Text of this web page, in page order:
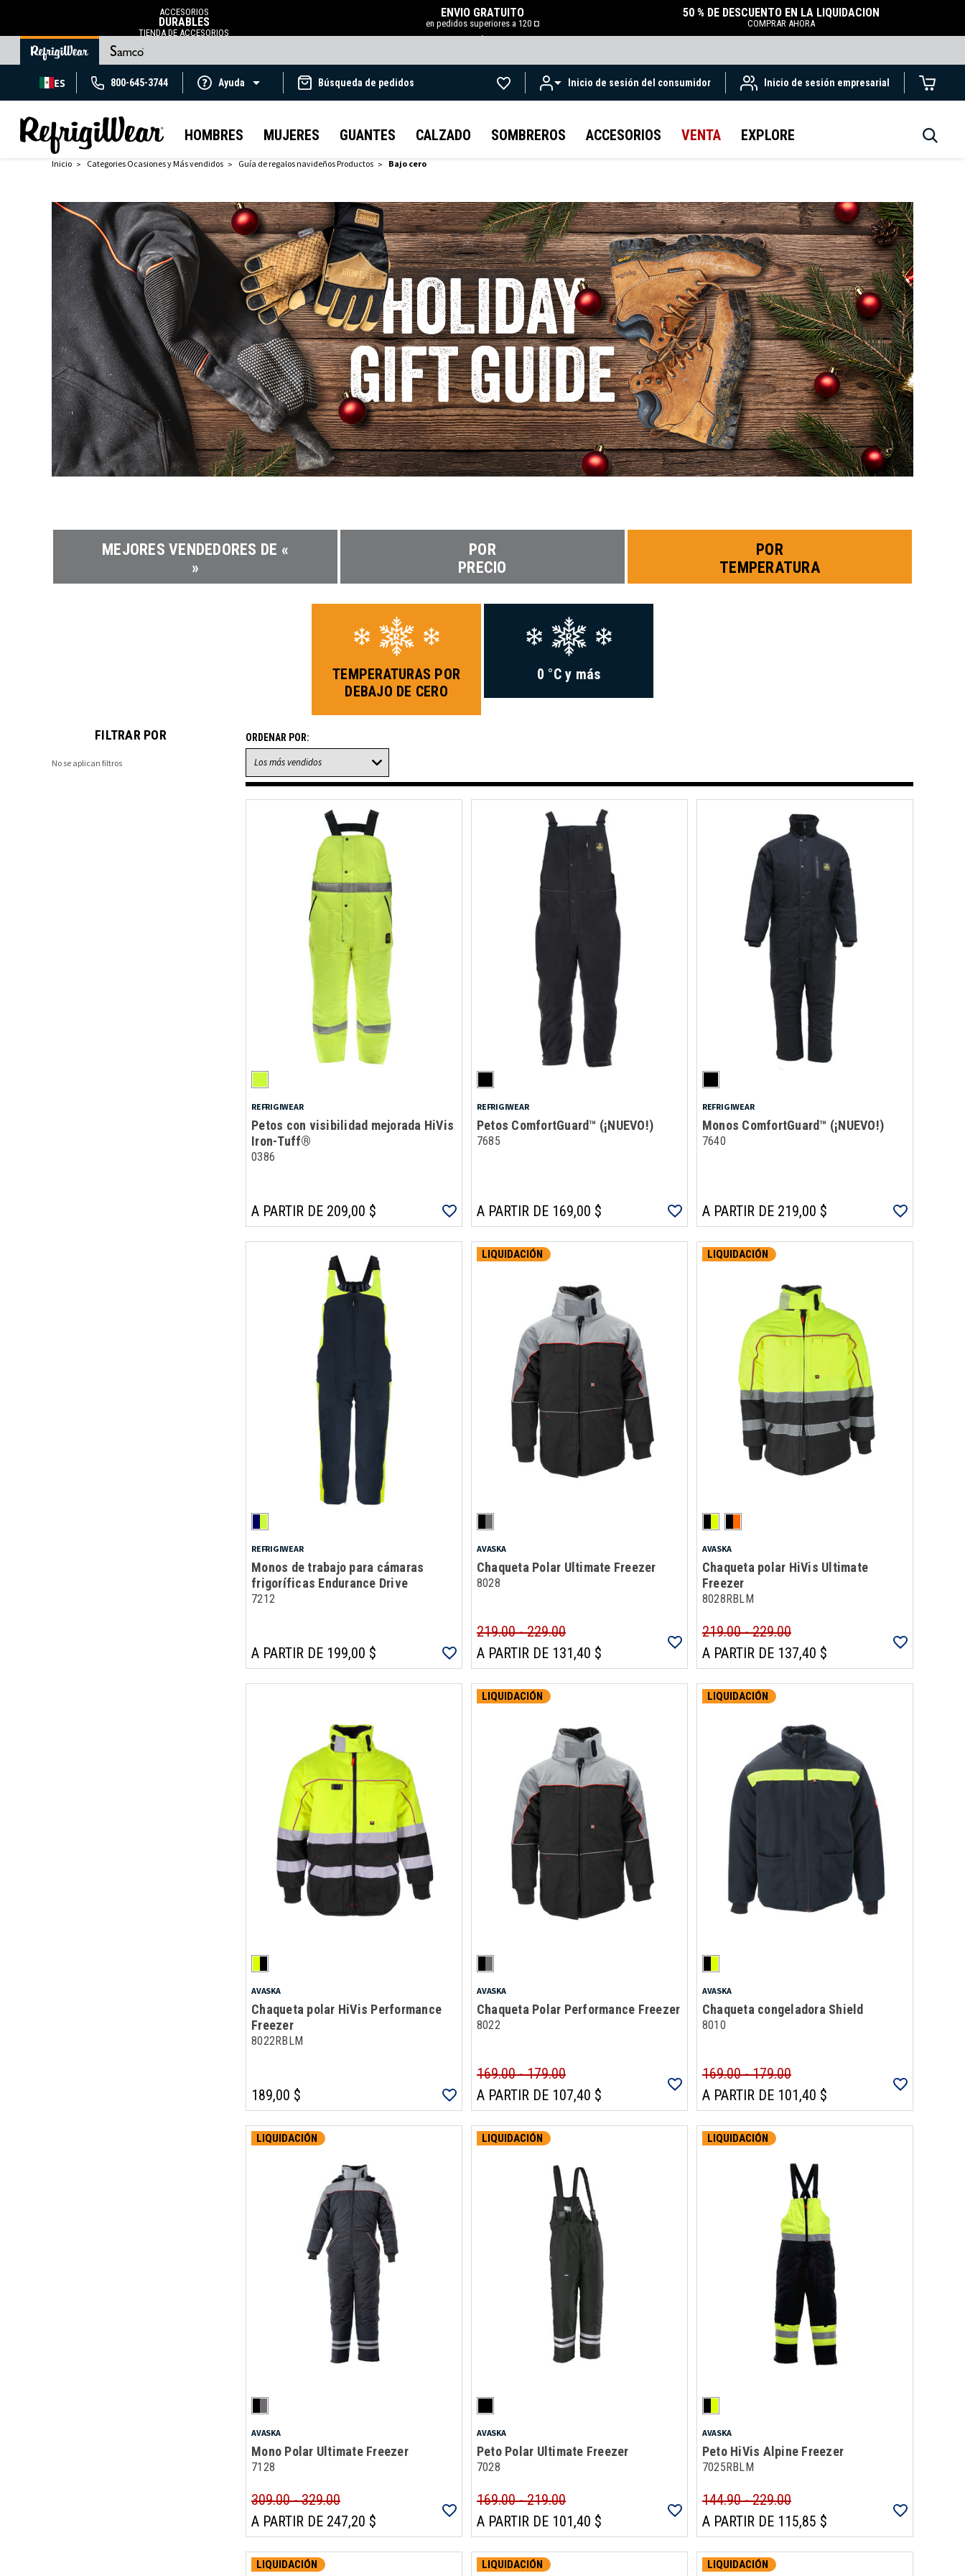
ACCESORIOS
DURABLES
TIENDA DE ACCESORIOS
ENVÍO GRATUITO
en pedidos superiores a 120 ¤
.
50 % DE DESCUENTO EN LA LIQUIDACIÓN
COMPRAR AHORA
ES 800-645-3744 Ayuda Búsqueda de pedidos Inicio de sesión del consumidor Inicio de sesión empresarial
HOMBRES MUJERES GUANTES CALZADO SOMBREROS ACCESORIOS VENTA EXPLORE
Inicio Categories Ocasiones y Más vendidos Guía de regalos navideños Productos Bajo cero
MEJORES VENDEDORES DE «
»
POR
PRECIO
POR
TEMPERATURA
TEMPERATURAS POR
DEBAJO DE CERO
0 °C y más
FILTRAR POR
No se aplican filtros
ORDENAR POR:
REFRIGIWEAR
Petos con visibilidad mejorada HiVis
Iron-Tuff®
0386
A PARTIR DE 209,00 $
REFRIGIWEAR
Petos ComfortGuard™ (¡NUEVO!)
7685
A PARTIR DE 169,00 $
REFRIGIWEAR
Monos ComfortGuard™ (¡NUEVO!)
7640
A PARTIR DE 219,00 $
REFRIGIWEAR
Monos de trabajo para cámaras
frigoríficas Endurance Drive
7212
A PARTIR DE 199,00 $
LIQUIDACIÓN
AVASKA
Chaqueta Polar Ultimate Freezer
8028
219.00 - 229.00
A PARTIR DE 131,40 $
LIQUIDACIÓN
AVASKA
Chaqueta polar HiVis Ultimate
Freezer
8028RBLM
219.00 - 229.00
A PARTIR DE 137,40 $
AVASKA
Chaqueta polar HiVis Performance
Freezer
8022RBLM
189,00 $
LIQUIDACIÓN
AVASKA
Chaqueta Polar Performance Freezer
8022
169.00 - 179.00
A PARTIR DE 107,40 $
LIQUIDACIÓN
AVASKA
Chaqueta congeladora Shield
8010
169.00 - 179.00
A PARTIR DE 101,40 $
LIQUIDACIÓN
AVASKA
Mono Polar Ultimate Freezer
7128
309.00 - 329.00
A PARTIR DE 247,20 $
LIQUIDACIÓN
AVASKA
Peto Polar Ultimate Freezer
7028
169.00 - 219.00
A PARTIR DE 101,40 $
LIQUIDACIÓN
AVASKA
Peto HiVis Alpine Freezer
7025RBLM
144.90 - 229.00
A PARTIR DE 115,85 $
LIQUIDACIÓN LIQUIDACIÓN LIQUIDACIÓN